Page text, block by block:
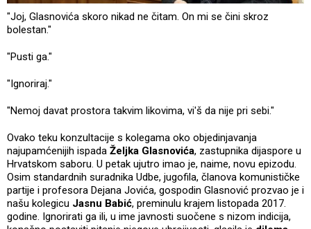
"Joj, Glasnovića skoro nikad ne čitam. On mi se čini skroz
bolestan."
"Pusti ga."
"Ignoriraj."
"Nemoj davat prostora takvim likovima, vi'š da nije pri sebi."
Ovako teku konzultacije s kolegama oko objedinjavanja
najupamćenijih ispada Željka Glasnovića, zastupnika dijaspore u
Hrvatskom saboru. U petak ujutro imao je, naime, novu epizodu.
Osim standardnih suradnika Udbe, jugofila, članova komunističke
partije i profesora Dejana Jovića, gospodin Glasnović prozvao je i
našu kolegicu Jasnu Babić, preminulu krajem listopada 2017.
godine. Ignorirati ga ili, u ime javnosti suočene s nizom indicija,